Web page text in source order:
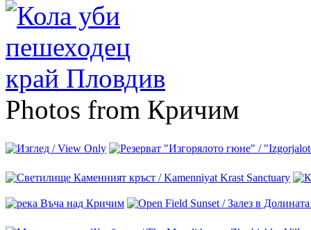
Photos from Кричим